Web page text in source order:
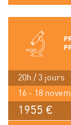
20h / 3 jours
16 - 18
1955 €